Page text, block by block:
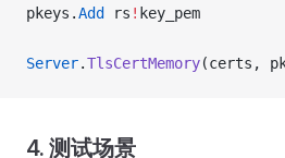
pkeys.Add rs ! key_pem
Server.TlsCertMemory(certs,
4. 测试场景